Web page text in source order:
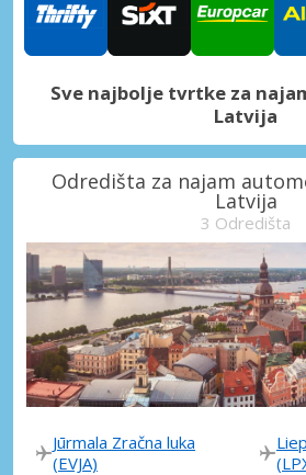
Sve najbolje tvrtke za
Latvija
Odredišta za najam
Latvija
3 Odredišta
Jūrmala Zračna luka
(EVJA)